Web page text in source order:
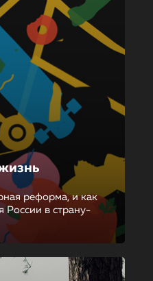
реформа, и как
России в страну-